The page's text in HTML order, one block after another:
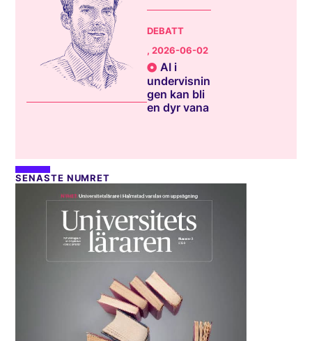
DEBATT
, 2026-06-02
AI i
undervisnin
gen kan bli
en dyr vana
SENASTE NUMRET